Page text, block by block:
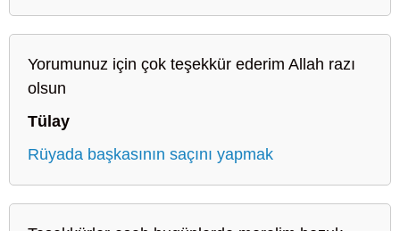
Yorumunuz için çok teşekkür ederim Allah razı
olsun
Tülay
Rüyada başkasının saçını yapmak